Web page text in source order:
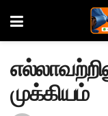
முக்கியம்